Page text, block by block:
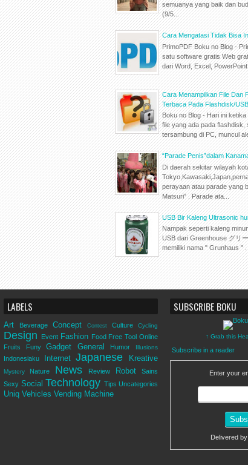
semuanya yang baik dan
(9/5...
Cara Mengatasi Tidak Bisa
PrimoPDF Boku no Blog -
satu software gratis Web
dari Word, Excel,
Cara Menampilkan File Dan
Terbaca Pada Flashdisk/USB
Boku no Blog - Hari ini
file yang ada pada flashdisk,
tersambung di PC, muncul
“Parade Penis”dalam
Di daerah sekitar wilayah
perayaan atau parade yang
Matsuri” . Parade ata...
USB Bir Kaleng Ultrasonic
Nampak seperti kaleng
USB dari Greenhouse グリ
memiliki nama " Grunhaus " .
LABELS
Art Beverage Concept Contest Culture Cycling
Design Event Fashion Food Free Tool Online
Fruits
Funy Gadget General Humor Illusions
Indonesiaku Internet Japanese Kreative
Mystery Nature News Review Robot
Sains
Sexy Social Technology Tips Uncategories
Uniq Vehicles Vending Machine
SUBSCRIBE BOKU
↑ Grab this
Subscribe in a reader
Enter your
Delivered by